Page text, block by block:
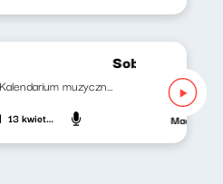
Sobotni brzask
13 kwietnia 2024 Maciej